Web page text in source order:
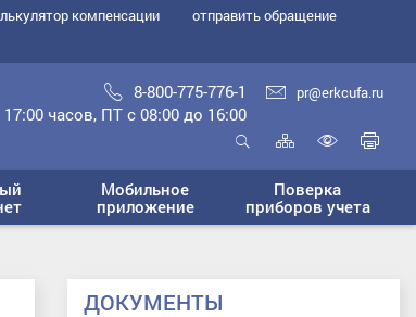
компенсации
отправить обращение
8-800-775-776-1
часов, ПТ с 08:00 до 16:00
pr@erkcufa.ru
поиск
Карта
сайта
для
Мобильное
приложение
Поверка
приборов учета
ДОКУМЕНТЫ